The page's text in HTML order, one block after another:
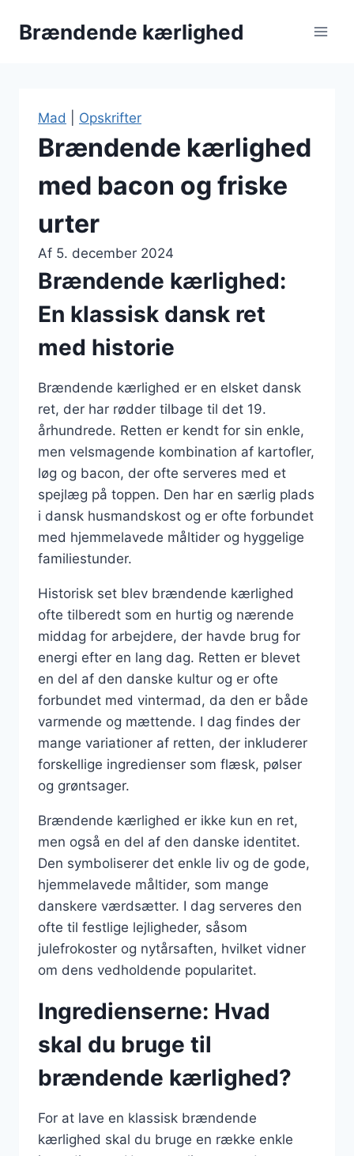
Brændende kærlighed
Mad Opskrifter
Brændende kærlighed
med bacon og friske
urter
Af 5. december 2024
Brændende kærlighed:
En klassisk dansk ret
med historie
Brændende kærlighed er en elsket dansk
ret, der har rødder tilbage til det 19.
århundrede. Retten er kendt for sin enkle,
men velsmagende kombination af kartofler,
løg og bacon, der ofte serveres med et
spejlæg på toppen. Den har en særlig plads
i dansk husmandskost og er ofte forbundet
med hjemmelavede måltider og hyggelige
familiestunder.
Historisk set blev brændende kærlighed
ofte tilberedt som en hurtig og nærende
middag for arbejdere, der havde brug for
energi efter en lang dag. Retten er blevet
en del af den danske kultur og er ofte
forbundet med vintermad, da den er både
varmende og mættende. I dag findes der
mange variationer af retten, der inkluderer
forskellige ingredienser som flæsk, pølser
og grøntsager.
Brændende kærlighed er ikke kun en ret,
men også en del af den danske identitet.
Den symboliserer det enkle liv og de gode,
hjemmelavede måltider, som mange
danskere værdsætter. I dag serveres den
ofte til festlige lejligheder, såsom
julefrokoster og nytårsaften, hvilket vidner
om dens vedholdende popularitet.
Ingredienserne: Hvad
skal du bruge til
brændende kærlighed?
For at lave en klassisk brændende
kærlighed skal du bruge en række enkle